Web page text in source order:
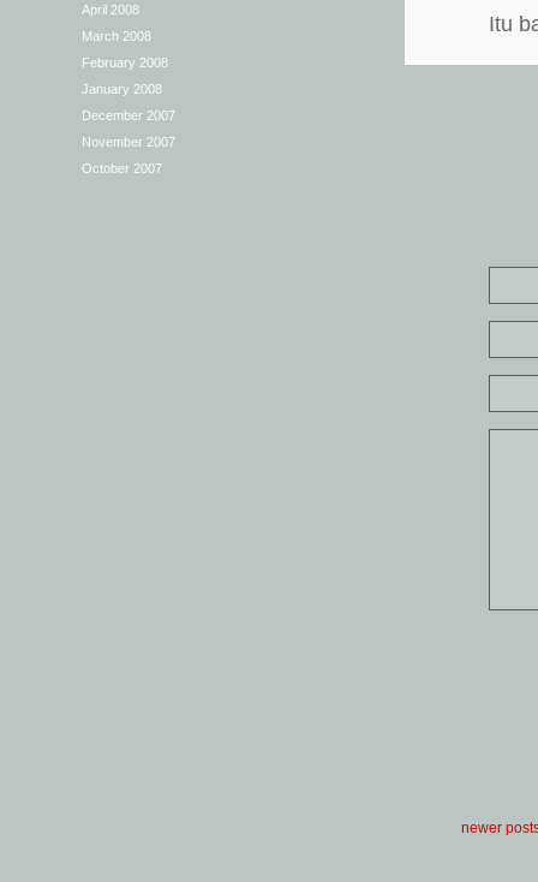
April 2008
March 2008
February 2008
January 2008
December 2007
November 2007
October 2007
Itu
newer